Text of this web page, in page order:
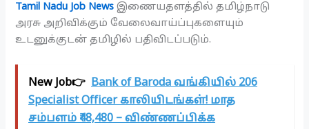
Tamil Nadu Job News இணையதளத்தில் தமிழ்நாடு
அரசு அறிவிக்கும் வேலைவாய்ப்புகளையும்
உடனுக்குடன் தமிழில் பதிவிடப்படும்.
New Job👉 Bank of Baroda வங்கியில் 206
Specialist Officer காலியிடங்கள்! மாத
சம்பளம் ₹48,480 – விண்ணப்பிக்க